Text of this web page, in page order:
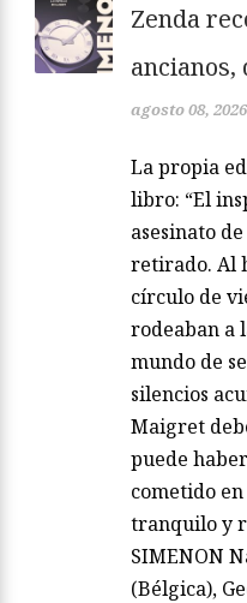
Zenda
ancianos,
agosto 08, 2026
La propia
libro: “El
asesinato
retirado. Al
círculo de
rodeaban a
mundo de
silencios
Maigret
puede
cometido
tranquilo y
SIMENON
(Bélgica),